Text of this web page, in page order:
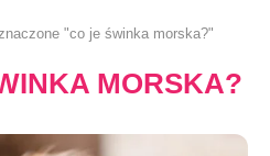
"co je świnka morska?"
MORSKA?